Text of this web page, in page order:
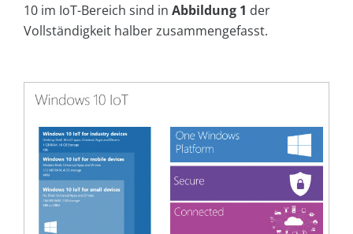
10 im IoT-Bereich sind in Abbildung 1 der
Vollständigkeit halber zusammengefasst.